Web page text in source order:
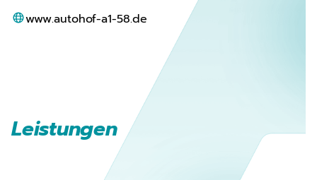
www.autohof-a1-58.de
Leistungen